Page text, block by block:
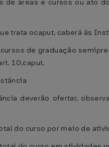
de áreas e cursos ou ato
trata ocaput, caberá às
de graduação
10,caput.
deverão ofertar,
do curso por meio de